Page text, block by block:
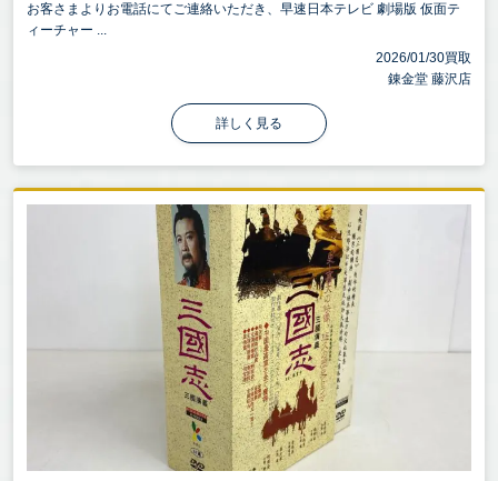
お客さまよりお電話にてご連絡いただき、早速日本テレビ 劇場版 仮面テ
ィーチャー ...
2026/01/30買取
錬金堂 藤沢店
詳しく見る